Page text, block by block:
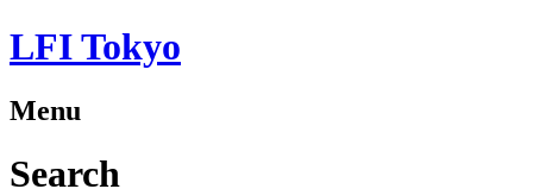
LFI Tokyo
Menu
Search